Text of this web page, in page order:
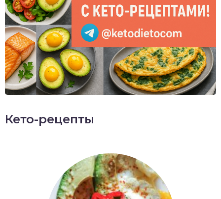
Кето-рецепты